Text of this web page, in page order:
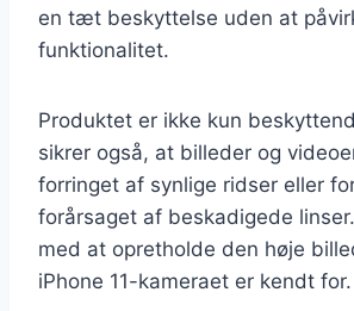
en tæt beskyttelse uden at
funktionalitet.
Produktet er ikke kun
sikrer også, at billeder og
forringet af synlige ridser eller
forårsaget af beskadigede
med at opretholde den høje
iPhone 11-kameraet er kendt for.